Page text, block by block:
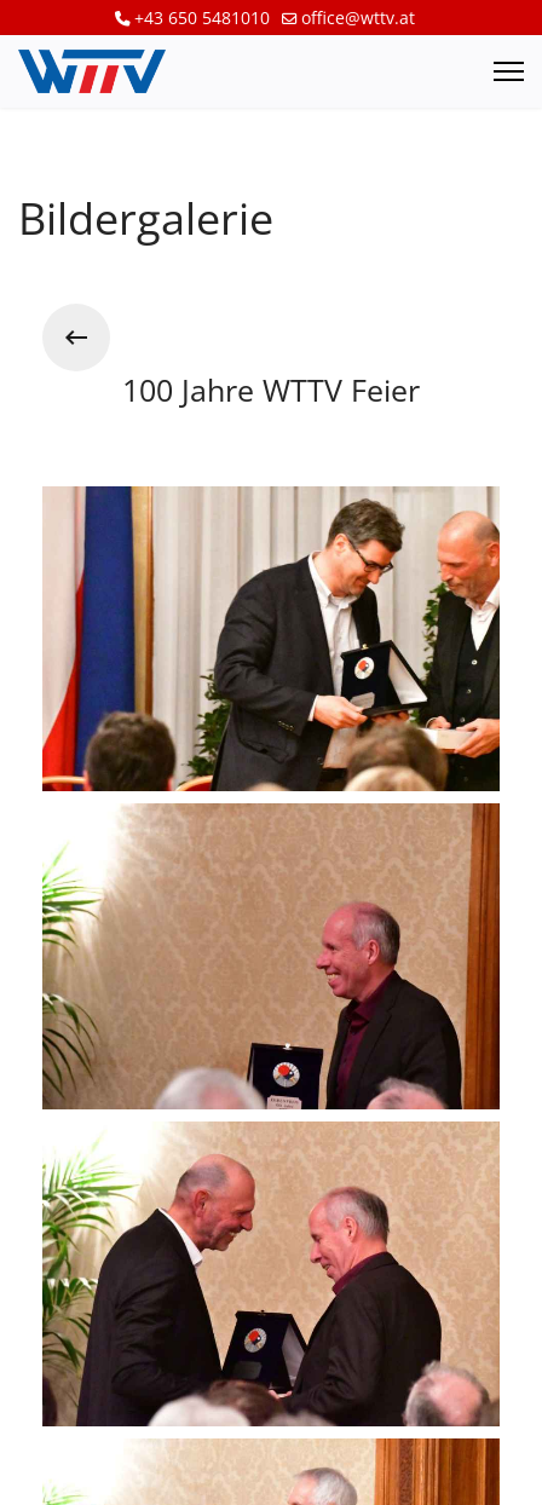
+43 650 5481010 office@wttv.at
Bildergalerie
100 Jahre WTTV Feier